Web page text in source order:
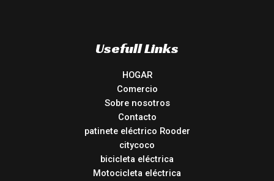
Usefull Links
HOGAR
Comercio
Sobre nosotros
Contacto
patinete eléctrico Rooder
citycoco
bicicleta eléctrica
Motocicleta eléctrica